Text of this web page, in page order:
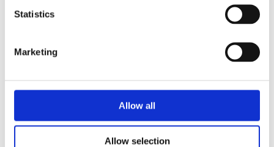
Statistics
Marketing
Allow all
Allow selection
2200L
220L
230L
Nivelleringsbjælke med rulle og blad
Beslag Kabelplov/nivelleringsbjælke
Svejseport
Opriver